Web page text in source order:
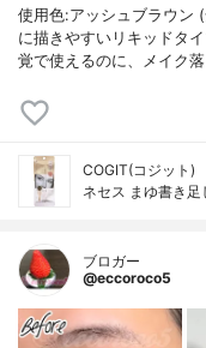
使用色:アッシュブラウ
に描きやすいリキッドタ
覚で使えるのに、メイク
COGIT(コジット)
ネセス まゆ書き足
ブロガー
@eccoroco5